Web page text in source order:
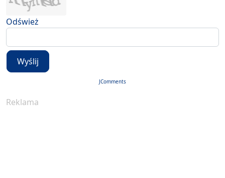
Odśwież
Wyślij
JComments
Reklama